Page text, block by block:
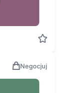
Negocjuj